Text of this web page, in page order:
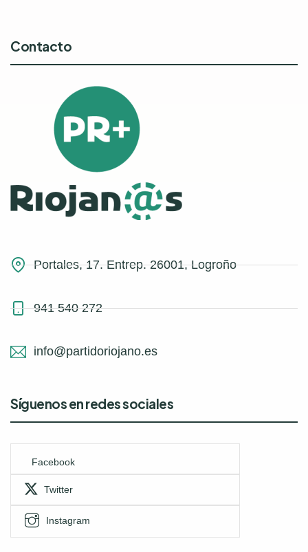
Contacto
Portales, 17. Entrep. 26001, Logroño
941 540 272
info@partidoriojano.es
Síguenos en redes sociales
Facebook
Twitter
Instagram